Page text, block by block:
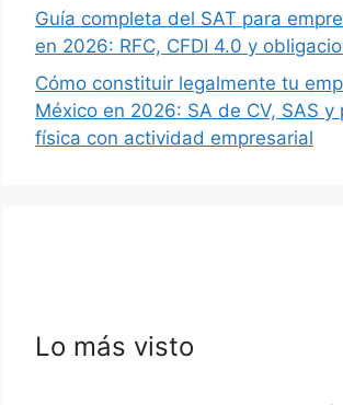
Guía completa del SAT para
en 2026: RFC, CFDI 4.0 y
Cómo constituir legalmente tu
México en 2026: SA de CV, SAS y
física con actividad empresarial
Lo más visto